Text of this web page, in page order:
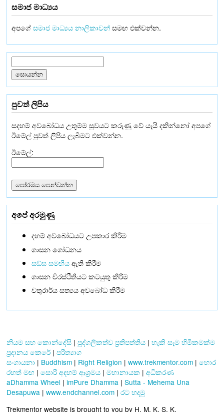
සමාජ මාධ්‍යය
අපගේසමාජ මාධ්‍යය නාලිකාවන්සමඟ එක්වන්න.
පුවත් ලිපිය
සදහම් අවබෝධය උතුම්ම සුවයට කරුණු වේ යැයි දකින්නෝ අපගේ
ඊමේල් පුවත් ලිපිය ලැබීමට එක්වන්න.
ඊමේල්:
අපේ අරමුණු
දහම් අවබෝධයට උපකාර කිරීම
ශාසන ශෝධනය
සඞ්‌ඝ සමඟියඇති කිරීම
ශාසන චිරස්ථිතියට කටයුතු කිරීම
චතුරාර්ය සත්‍යය අවබෝධ කිරීම
නියම සහ කොන්දේසි | පුද්ගලිකත්ව ප්‍රතිපත්තිය | හැකි සෑම හිමිකමක්ම
ප්‍රදානය කෙරේ | පරිත්‍යාග
සංගායනා | Buddhism | Right Religion | www.trekmentor.com | හොර
රහත් මඟ | සොරි අදහම් ආශ්‍රමය | මහානායක | අධිකරණ
aDhamma Wheel | imPure Dhamma | Sutta - Mehema Una
Desapuwa | www.endchannel.com | රට හදමු
Trekmentor website is brought to you by H. M. K. S. K.